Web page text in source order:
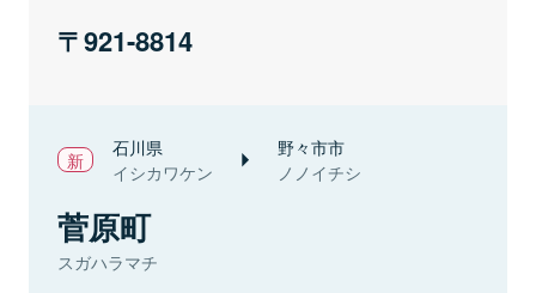
921-8814
石川県
イシカワケン
野々市市
ノノイチシ
菅原町
スガハラマチ